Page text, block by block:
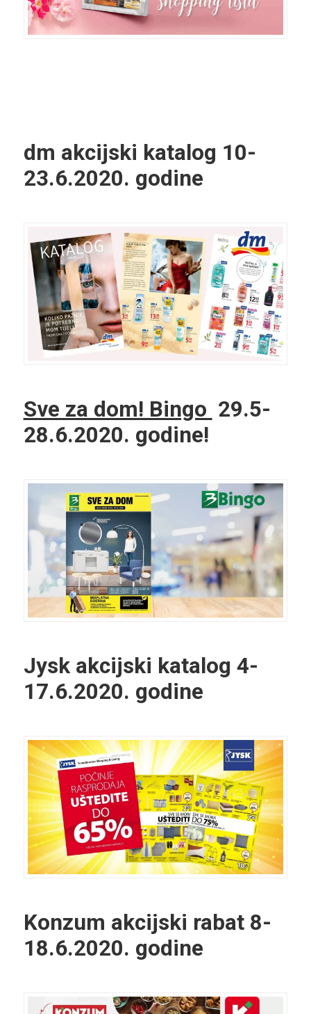
dm akcijski katalog 10-
23.6.2020. godine
Sve za dom! Bingo 29.5-
28.6.2020. godine!
Jysk akcijski katalog 4-
17.6.2020. godine
Konzum akcijski rabat8-
18.6.2020. godine